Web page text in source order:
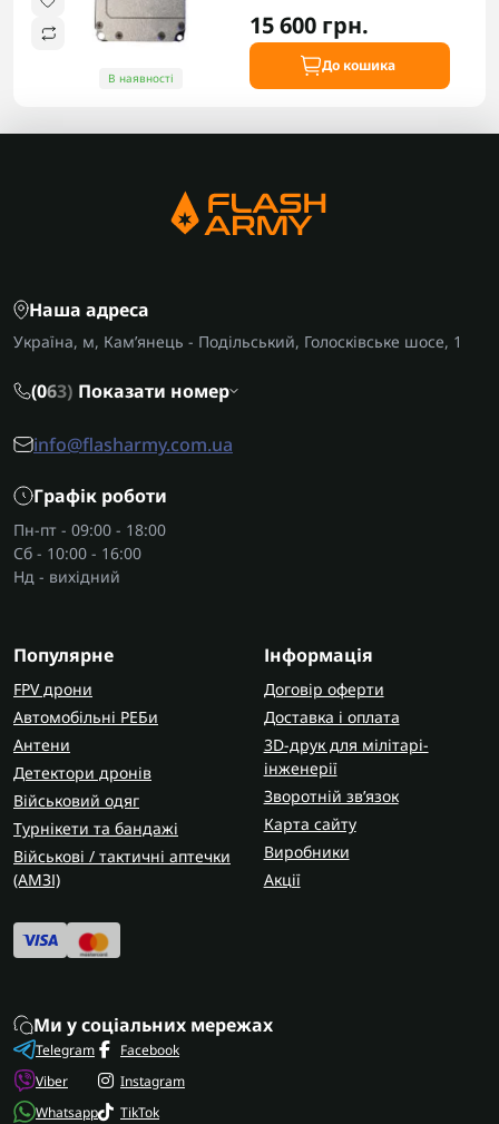
В наявності
15 600 грн.
До кошика
Наша адреса
Україна, м, Кам’янець - Подільський, Голосківське шосе, 1
(063) Показати номер
info@flasharmy.com.ua
Графік роботи
Пн-пт - 09:00 - 18:00
Сб - 10:00 - 16:00
Нд - вихідний
Популярне
FPV дрони
Автомобільні РЕБи
Антени
Детектори дронів
Військовий одяг
Турнікети та бандажі
Військові / тактичні аптечки
(AMЗІ)
Інформація
Договір оферти
Доставка і оплата
3D-друк для мілітарі-
інженерії
Зворотній зв’язок
Карта сайту
Виробники
Акції
Ми у соціальних мережах
Telegram
Viber
Whatsapp
Facebook
Instagram
TikTok